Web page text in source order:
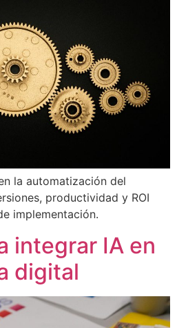
la automatización del
productividad y ROI
implementación.
integrar IA en
digital